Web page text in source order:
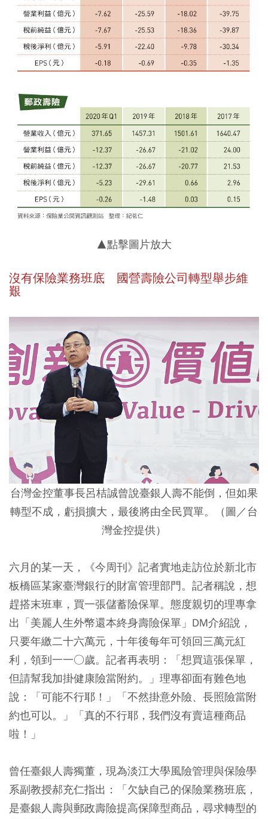
▲點擊圖片放大
沒有保險業務班底 國營壽險公司轉型舉步維
艱
台灣金控董事長呂桔誠曾說臺銀人壽不能倒，但如果
轉型不成，虧損擴大，最後將由全民買單。（圖／台
灣金控提供）
六月的某一天，《今周刊》記者實地走訪位於新北市
板橋區某家臺灣銀行的財富管理部門。記者稱說，想
趕搭末班車，買一張儲蓄險保單。態度親切的理專拿
出「美麗人生外幣還本終身壽險保單」DM介紹說，
只要年繳二十六萬元，十年後每年可領回三萬元紅
利，領到一一○歲。記者再表明：「想買這張保單，
但請幫我加掛健康險當附約。」理專卻面有難色地
說：「可能不行耶！」「不然掛意外險、長照險當附
約也可以。」「真的不行耶，我們沒有賣這種商品
啦！」
曾任臺銀人壽獨董，現為淡江大學風險管理與保險學
系副教授郝充仁指出：「欠缺自己的保險業務班底，
是臺銀人壽與郵政壽險提高保障型商品，尋求轉型的